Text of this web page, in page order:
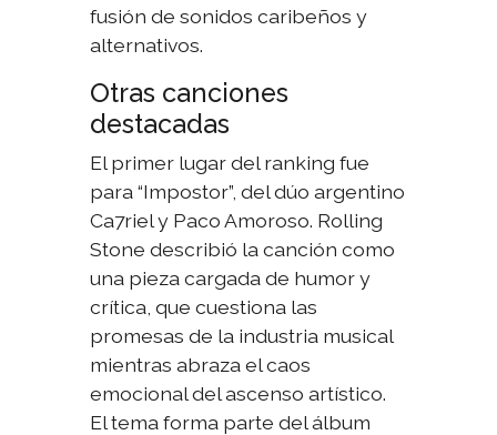
fusión de sonidos caribeños y
alternativos.
Otras canciones
destacadas
El primer lugar del ranking fue
para “Impostor”, del dúo argentino
Ca7riel y Paco Amoroso. Rolling
Stone describió la canción como
una pieza cargada de humor y
crítica, que cuestiona las
promesas de la industria musical
mientras abraza el caos
emocional del ascenso artístico.
El tema forma parte del álbum